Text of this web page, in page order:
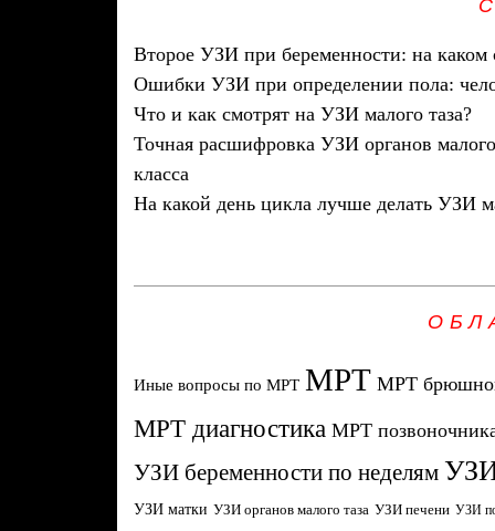
Второе УЗИ при беременности: на каком
Ошибки УЗИ при определении пола:
Что и как смотрят на УЗИ малого таза?
Точная расшифровка УЗИ органов
класса
На какой день цикла лучше делать УЗИ
Иные вопросы по МРТ МРТ МРТ
МРТ диагностика МРТ
УЗИ беременности по неделям
УЗИ матки УЗИ органов малого таза УЗИ печени УЗИ